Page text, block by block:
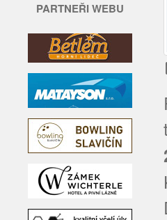
PARTNEŘI WEBU